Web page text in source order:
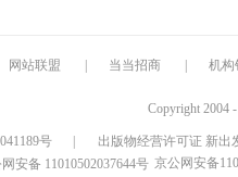
网站联盟 当当招商 机构
Copyright 2004
号
出版物经营许可证 新出
京公网安备